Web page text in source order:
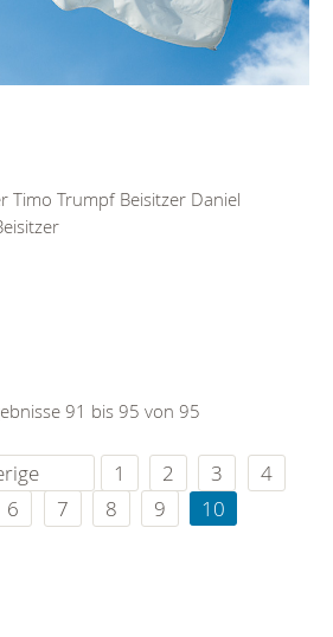
Timo Trumpf Beisitzer Daniel
91 bis 95 von 95
1 2 3
4
6 7 8 9 10